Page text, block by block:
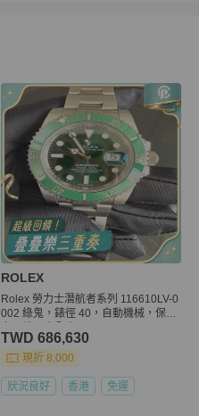
ROLEX
Rolex 勞力士潛航者系列 116610LV-0
002 綠鬼，錶徑 40，自動機械，保
TWD 686,630
現折 8,000
狀況良好 香港 免運